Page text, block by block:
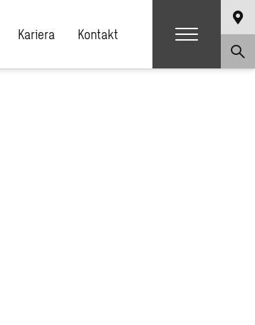
Kariera Kontakt